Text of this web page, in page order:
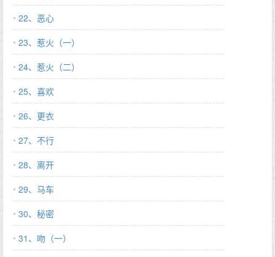
22、恶心
23、惹火（一）
24、惹火（二）
25、喜欢
26、更衣
27、不行
28、离开
29、马车
30、秘密
31、吻（一）